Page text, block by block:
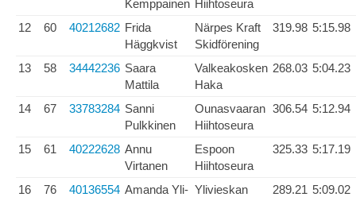
Kemppainen Hiihtoseura
12 60 40212682 Frida
Häggkvist
Närpes Kraft
Skidförening
319.98 5:15.98
13 58 34442236 Saara
Mattila
Valkeakosken
Haka
268.03 5:04.23
14 67 33783284 Sanni
Pulkkinen
Ounasvaaran
Hiihtoseura
306.54 5:12.94
15 61 40222628 Annu
Virtanen
Espoon
Hiihtoseura
325.33 5:17.19
16 76 40136554 Amanda Yli- Ylivieskan
289.21 5:09.02